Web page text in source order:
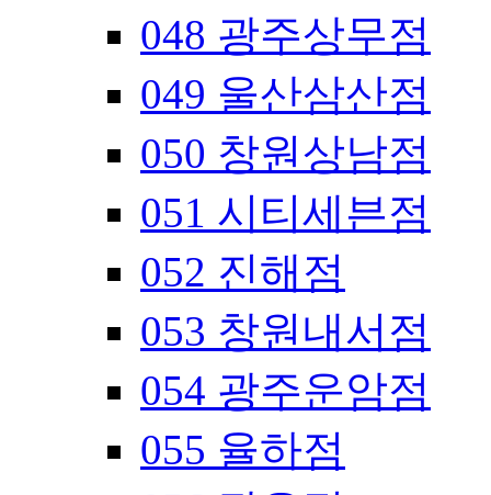
048 광주상무점
049 울산삼산점
050 창원상남점
051 시티세븐점
052 진해점
053 창원내서점
054 광주운암점
055 율하점